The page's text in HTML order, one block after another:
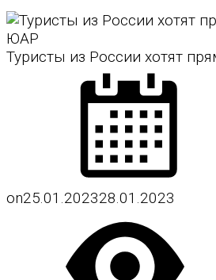
Туристы из России хотят
on25.01.202328.01.2023